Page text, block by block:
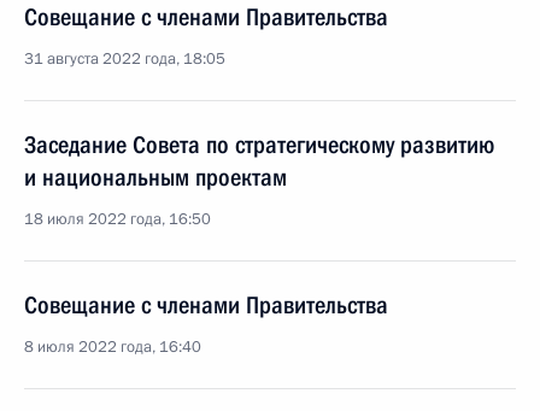
Совещание с членами Правительства
31 августа 2022 года, 18:05
Заседание Совета по стратегическому развитию
и национальным проектам
18 июля 2022 года, 16:50
Совещание с членами Правительства
8 июля 2022 года, 16:40